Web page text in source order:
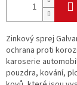
Zinkový sprej
ochrana proti
karoserie
pouzdra, kování,